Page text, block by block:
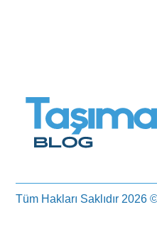
Tüm Hakları Saklıdır 2026